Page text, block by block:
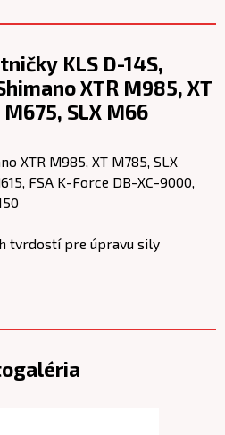
KLS D-14S,
XTR M985, XT
M675, SLX M66
XTR M985, XT M785, SLX
FSA K-Force DB-XC-9000,
tvrdostí pre úpravu sily